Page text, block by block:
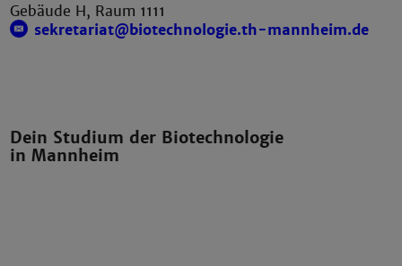
Gebäude H, Raum 1111
sekretariat@biotechnologie.th-mannheim.de
Dein Studium der Biotechnologie
in Mannheim